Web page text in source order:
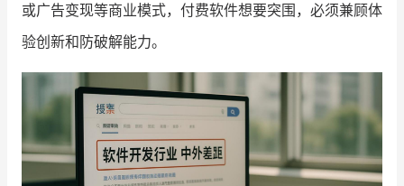
或广告变现等商业模式，付费软件想要突围，必须兼顾体
验创新和防破解能力。